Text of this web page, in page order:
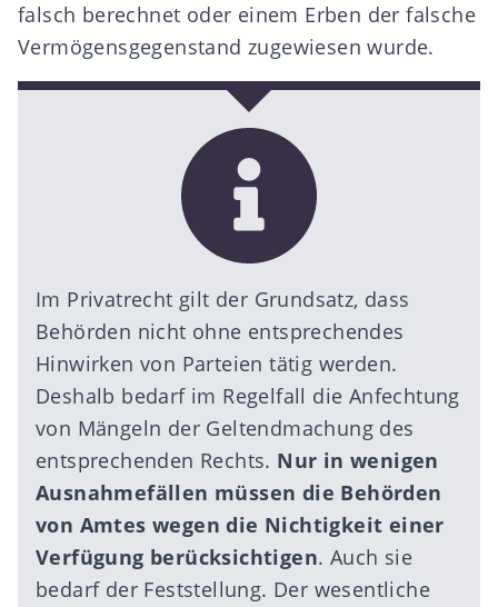
falsch berechnet oder einem Erben der falsche
Vermögensgegenstand zugewiesen wurde.
Im Privatrecht gilt der Grundsatz, dass
Behörden nicht ohne entsprechendes
Hinwirken von Parteien tätig werden.
Deshalb bedarf im Regelfall die Anfechtung
von Mängeln der Geltendmachung des
entsprechenden Rechts. Nur in wenigen
Ausnahmefällen müssen die Behörden
von Amtes wegen die Nichtigkeit einer
Verfügung berücksichtigen. Auch sie
bedarf der Feststellung. Der wesentliche